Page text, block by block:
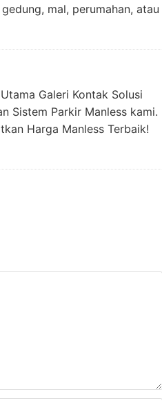
mal, perumahan, atau
Galeri Kontak Solusi
Sistem Parkir Manless kami.
Harga Manless Terbaik!